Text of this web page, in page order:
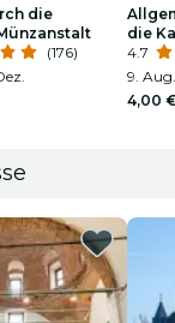
die
(176)
die
4.7
9.
4,00